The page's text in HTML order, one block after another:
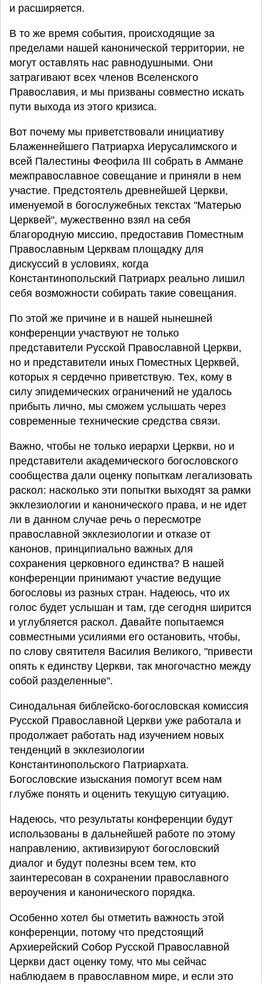
и расширяется.
В то же время события, происходящие за
пределами нашей канонической территории, не
могут оставлять нас равнодушными. Они
затрагивают всех членов Вселенского
Православия, и мы призваны совместно искать
пути выхода из этого кризиса.
Вот почему мы приветствовали инициативу
Блаженнейшего Патриарха Иерусалимского и
всей Палестины Феофила III собрать в Аммане
межправославное совещание и приняли в нем
участие. Предстоятель древнейшей Церкви,
именуемой в богослужебных текстах "Матерью
Церквей", мужественно взял на себя
благородную миссию, предоставив Поместным
Православным Церквам площадку для
дискуссий в условиях, когда
Константинопольский Патриарх реально лишил
себя возможности собирать такие совещания.
По этой же причине и в нашей нынешней
конференции участвуют не только
представители Русской Православной Церкви,
но и представители иных Поместных Церквей,
которых я сердечно приветствую. Тех, кому в
силу эпидемических ограничений не удалось
прибыть лично, мы сможем услышать через
современные технические средства связи.
Важно, чтобы не только иерархи Церкви, но и
представители академического богословского
сообщества дали оценку попыткам легализовать
раскол: насколько эти попытки выходят за рамки
экклезиологии и канонического права, и не идет
ли в данном случае речь о пересмотре
православной экклезиологии и отказе от
канонов, принципиально важных для
сохранения церковного единства? В нашей
конференции принимают участие ведущие
богословы из разных стран. Надеюсь, что их
голос будет услышан и там, где сегодня ширится
и углубляется раскол. Давайте попытаемся
совместными усилиями его остановить, чтобы,
по слову святителя Василия Великого, "привести
опять к единству Церкви, так многочастно между
собой разделенные".
Синодальная библейско-богословская комиссия
Русской Православной Церкви уже работала и
продолжает работать над изучением новых
тенденций в экклезиологии
Константинопольского Патриархата.
Богословские изыскания помогут всем нам
глубже понять и оценить текущую ситуацию.
Надеюсь, что результаты конференции будут
использованы в дальнейшей работе по этому
направлению, активизируют богословский
диалог и будут полезны всем тем, кто
заинтересован в сохранении православного
вероучения и канонического порядка.
Особенно хотел бы отметить важность этой
конференции, потому что предстоящий
Архиерейский Собор Русской Православной
Церкви даст оценку тому, что мы сейчас
наблюдаем в православном мире, и если это